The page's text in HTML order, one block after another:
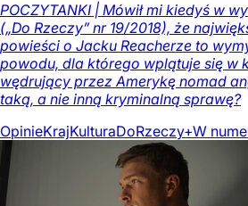
POCZYTANKI | Mówił mi kiedyś w
(„Do Rzeczy” nr 19/2018), że
powieści o Jacku Reacherze to
powodu, dla którego wplątuje się w
wędrujący przez Amerykę nomad
taką, a nie inną kryminalną sprawę?
OpinieKrajKulturaDoRzeczy+W